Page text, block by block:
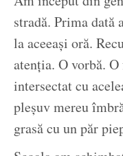
stradă. Prima dată
la aceeași oră.
atenția. O vorbă.
intersectat cu
pleșuv mereu
grasă cu un păr